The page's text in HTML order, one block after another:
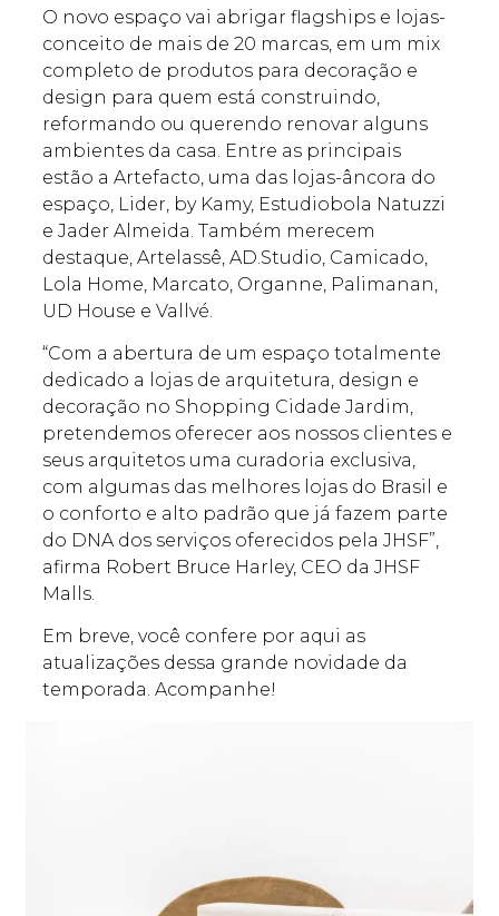
O novo espaço vai abrigar flagships e lojas-
conceito de mais de 20 marcas, em um mix
completo de produtos para decoração e
design para quem está construindo,
reformando ou querendo renovar alguns
ambientes da casa. Entre as principais
estão a Artefacto, uma das lojas-âncora do
espaço, Lider, by Kamy, Estudiobola Natuzzi
e Jader Almeida. Também merecem
destaque, Artelassê, AD.Studio, Camicado,
Lola Home, Marcato, Organne, Palimanan,
UD House e Vallvé.
“Com a abertura de um espaço totalmente
dedicado a lojas de arquitetura, design e
decoração no Shopping Cidade Jardim,
pretendemos oferecer aos nossos clientes e
seus arquitetos uma curadoria exclusiva,
com algumas das melhores lojas do Brasil e
o conforto e alto padrão que já fazem parte
do DNA dos serviços oferecidos pela JHSF”,
afirma Robert Bruce Harley, CEO da JHSF
Malls.
Em breve, você confere por aqui as
atualizações dessa grande novidade da
temporada. Acompanhe!